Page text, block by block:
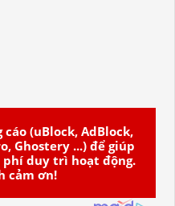
(uBlock, AdBlock,
Ghostery ...) để giúp
duy trì hoạt động.
cảm ơn!